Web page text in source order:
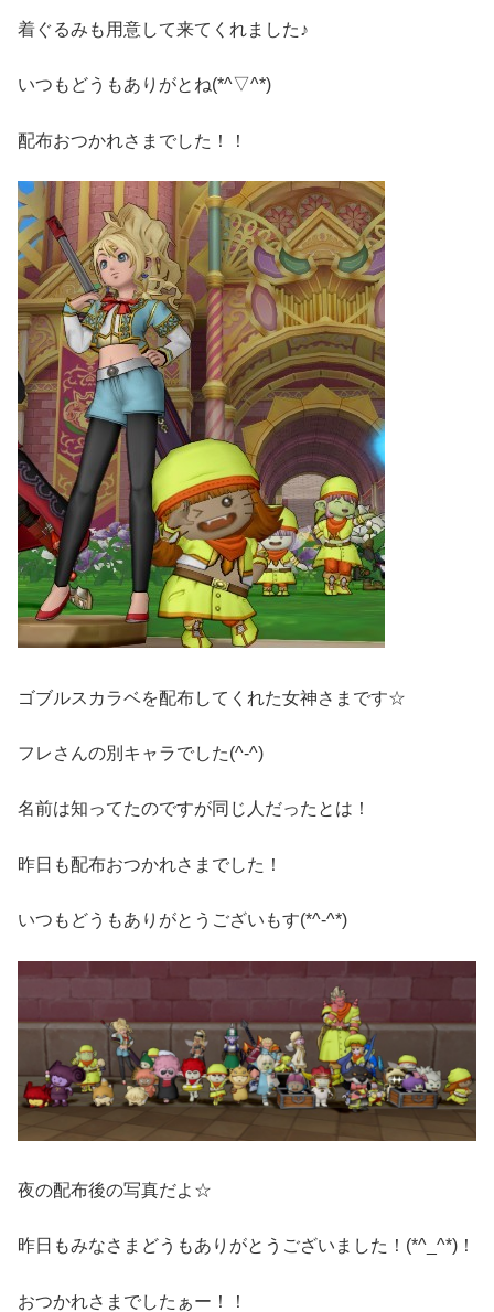
着ぐるみも用意して来てくれました♪
いつもどうもありがとね(*^▽^*)
配布おつかれさまでした！！
ゴブルスカラベを配布してくれた女神さまです☆
フレさんの別キャラでした(^-^)
名前は知ってたのですが同じ人だったとは！
昨日も配布おつかれさまでした！
いつもどうもありがとうございもす(*^-^*)
夜の配布後の写真だよ☆
昨日もみなさまどうもありがとうございました！(*^_^*)！
おつかれさまでしたぁー！！